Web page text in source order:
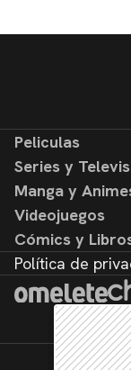
Peliculas
Noticias
Reseñas
Series y
Noticias
Reseñas
Manga y
Noticias
Reseñas
Videojuegos
Noticias
Reseñas
Cómics y
Noticias
Reseñas
Política de